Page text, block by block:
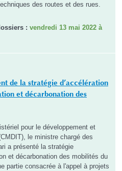
des routes et des rues.
: vendredi 13 mai 2022 à
de la stratégie d’accélération
et décarbonation des
pour le développement et
le ministre chargé des
a présenté la stratégie
et décarbonation des mobilités du
partie consacrée à l'appel à projets